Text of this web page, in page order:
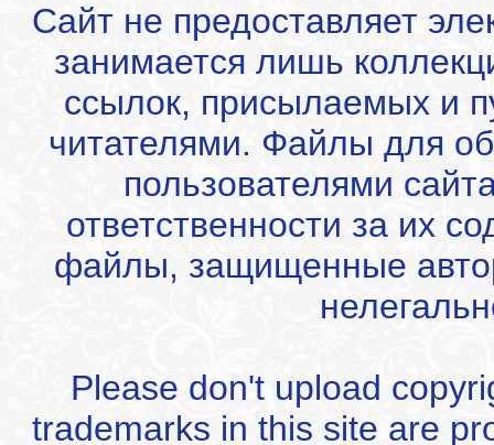
Сайт не предоставляет
занимается лишь
ссылок, присылаемых и
читателями. Файлы для
пользователями
ответственности за их
файлы, защищенные
Please don't upload
trademarks in this site are